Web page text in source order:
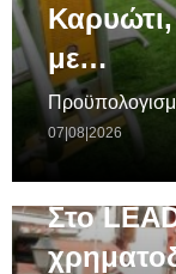
Καρυώτι,
με…
07|08|2026
Στο